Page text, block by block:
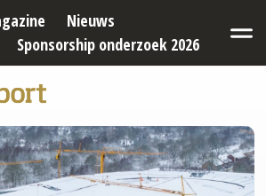
Nieuws
Sponsorship onderzoek 2026